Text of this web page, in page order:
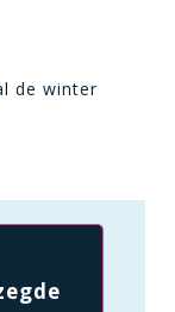
de winter